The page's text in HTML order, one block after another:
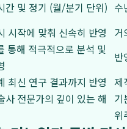
간 및 정기 (월/분기 단위) 수
시작에 맞춰 신속히 반영 거
통해 적극적으로 분석 및
반
최신 연구 결과까지 반영 제
사 전문가의 깊이 있는 해
기
위